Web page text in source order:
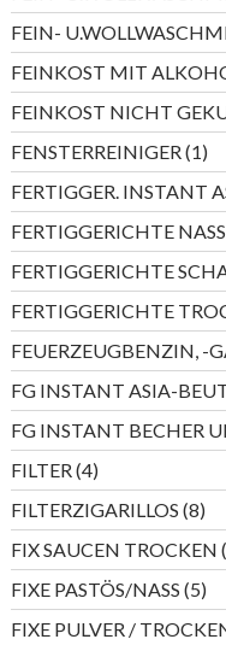
FEIN-
FEINKOST MIT
FEINKOST NICHT
FENSTERREINIGER 11
FERTIGGER. INSTANT
FERTIGGERICHTE
FERTIGGERICHTE
FERTIGGERICHTE
FEUERZEUGBENZIN, -
FG INSTANT ASIA-
FG INSTANT BECHER
FILTER 44
Produkte
FILTERZIGARILLOS 88
FIX SAUCEN TROCKEN
FIXE PASTÖS/NASS 55
FIXE PULVER /